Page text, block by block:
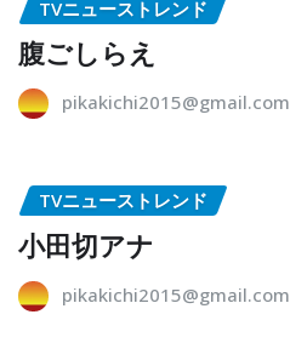
TVニューストレンド
腹ごしらえ
pikakichi2015@gmail.com
TVニューストレンド
小田切アナ
pikakichi2015@gmail.com